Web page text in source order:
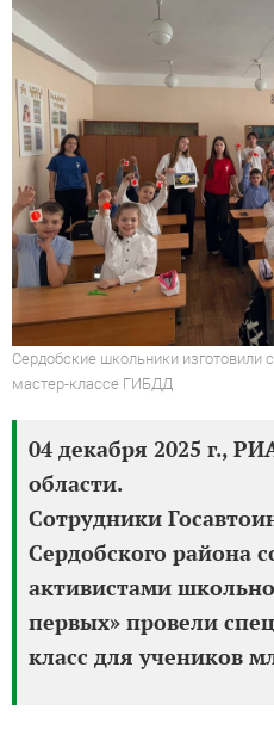
Сердобские школьники
мастер-классе ГИБДД
04 декабря 2025 г.,
области.
Сотрудники
Сердобского района
активистами
первых» провели
класс для учеников